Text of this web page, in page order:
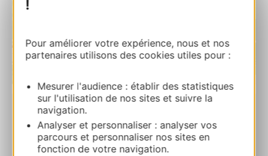
!
Pour améliorer votre expérience, nous et nos
partenaires utilisons des cookies utiles pour :
Mesurer l'audience : établir des statistiques
sur l'utilisation de nos sites et suivre la
navigation.
Analyser et personnaliser : analyser vos
parcours et personnaliser nos sites en
fonction de votre navigation.
Le Comptoir du Lot
Quai du Lot 12140 ENTRAYGUES-SUR-
TRUYERE